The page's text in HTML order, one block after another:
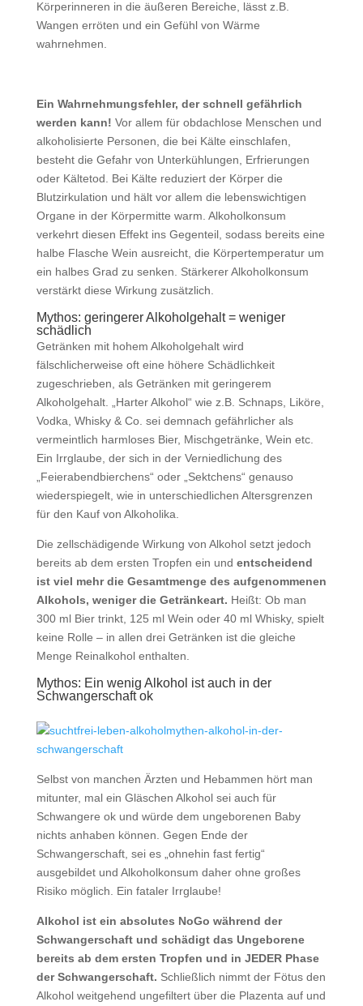
Körperinneren in die äußeren Bereiche, lässt z.B.
Wangen erröten und ein Gefühl von Wärme
wahrnehmen.
Ein Wahrnehmungsfehler, der schnell gefährlich
werden kann! Vor allem für obdachlose Menschen und
alkoholisierte Personen, die bei Kälte einschlafen,
besteht die Gefahr von Unterkühlungen, Erfrierungen
oder Kältetod. Bei Kälte reduziert der Körper die
Blutzirkulation und hält vor allem die lebenswichtigen
Organe in der Körpermitte warm. Alkoholkonsum
verkehrt diesen Effekt ins Gegenteil, sodass bereits eine
halbe Flasche Wein ausreicht, die Körpertemperatur um
ein halbes Grad zu senken. Stärkerer Alkoholkonsum
verstärkt diese Wirkung zusätzlich.
Mythos: geringerer Alkoholgehalt = weniger
schädlich
Getränken mit hohem Alkoholgehalt wird
fälschlicherweise oft eine höhere Schädlichkeit
zugeschrieben, als Getränken mit geringerem
Alkoholgehalt. „Harter Alkohol“ wie z.B. Schnaps, Liköre,
Vodka, Whisky & Co. sei demnach gefährlicher als
vermeintlich harmloses Bier, Mischgetränke, Wein etc.
Ein Irrglaube, der sich in der Verniedlichung des
„Feierabendbierchens“ oder „Sektchens“ genauso
wiederspiegelt, wie in unterschiedlichen Altersgrenzen
für den Kauf von Alkoholika.
Die zellschädigende Wirkung von Alkohol setzt jedoch
bereits ab dem ersten Tropfen ein und entscheidend
ist viel mehr die Gesamtmenge des aufgenommenen
Alkohols, weniger die Getränkeart. Heißt: Ob man
300 ml Bier trinkt, 125 ml Wein oder 40 ml Whisky, spielt
keine Rolle – in allen drei Getränken ist die gleiche
Menge Reinalkohol enthalten.
Mythos: Ein wenig Alkohol ist auch in der
Schwangerschaft ok
Selbst von manchen Ärzten und Hebammen hört man
mitunter, mal ein Gläschen Alkohol sei auch für
Schwangere ok und würde dem ungeborenen Baby
nichts anhaben können. Gegen Ende der
Schwangerschaft, sei es „ohnehin fast fertig“
ausgebildet und Alkoholkonsum daher ohne großes
Risiko möglich. Ein fataler Irrglaube!
Alkohol ist ein absolutes NoGo während der
Schwangerschaft und schädigt das Ungeborene
bereits ab dem ersten Tropfen und in JEDER Phase
der Schwangerschaft. Schließlich nimmt der Fötus den
Alkohol weitgehend ungefiltert über die Plazenta auf und